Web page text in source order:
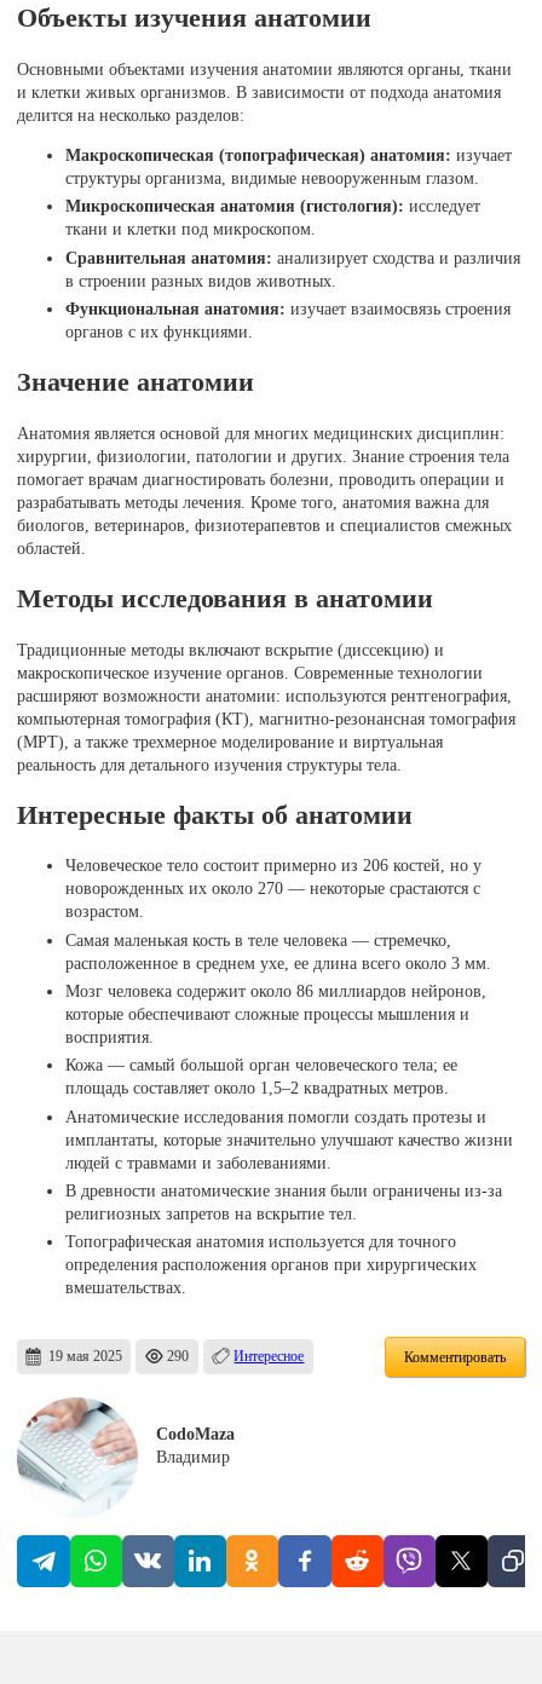
Объекты изучения анатомии
Основными объектами изучения анатомии являются органы, ткани
и клетки живых организмов. В зависимости от подхода анатомия
делится на несколько разделов:
Макроскопическая (топографическая) анатомия: изучает
структуры организма, видимые невооруженным глазом.
Микроскопическая анатомия (гистология): исследует
ткани и клетки под микроскопом.
Сравнительная анатомия: анализирует сходства и различия
в строении разных видов животных.
Функциональная анатомия: изучает взаимосвязь строения
органов с их функциями.
Значение анатомии
Анатомия является основой для многих медицинских дисциплин:
хирургии, физиологии, патологии и других. Знание строения тела
помогает врачам диагностировать болезни, проводить операции и
разрабатывать методы лечения. Кроме того, анатомия важна для
биологов, ветеринаров, физиотерапевтов и специалистов смежных
областей.
Методы исследования в анатомии
Традиционные методы включают вскрытие (диссекцию) и
макроскопическое изучение органов. Современные технологии
расширяют возможности анатомии: используются рентгенография,
компьютерная томография (КТ), магнитно-резонансная томография
(МРТ), а также трехмерное моделирование и виртуальная
реальность для детального изучения структуры тела.
Интересные факты об анатомии
Человеческое тело состоит примерно из 206 костей, но у
новорожденных их около 270 — некоторые срастаются с
возрастом.
Самая маленькая кость в теле человека — стремечко,
расположенное в среднем ухе, ее длина всего около 3 мм.
Мозг человека содержит около 86 миллиардов нейронов,
которые обеспечивают сложные процессы мышления и
восприятия.
Кожа — самый большой орган человеческого тела; ее
площадь составляет около 1,5–2 квадратных метров.
Анатомические исследования помогли создать протезы и
имплантаты, которые значительно улучшают качество жизни
людей с травмами и заболеваниями.
В древности анатомические знания были ограничены из-за
религиозных запретов на вскрытие тел.
Топографическая анатомия используется для точного
определения расположения органов при хирургических
вмешательствах.
19 мая 2025 290 Интересное Комментировать
CodoMaza
Владимир